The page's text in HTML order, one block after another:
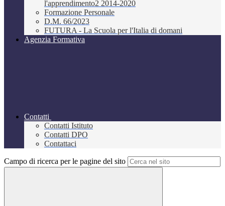
l'apprendimento2 2014-2020
Formazione Personale
D.M. 66/2023
FUTURA - La Scuola per l'Italia di domani
Agenzia Formativa
Contatti
Contatti Istituto
Contatti DPO
Contattaci
Campo di ricerca per le pagine del sito